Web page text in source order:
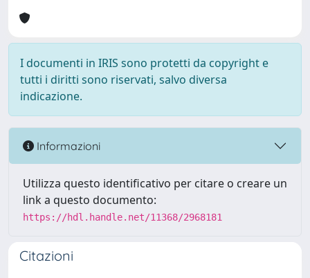
I documenti in IRIS sono protetti da copyright e
tutti i diritti sono riservati, salvo diversa
indicazione.
Informazioni
Utilizza questo identificativo per citare o creare un
link a questo documento:
https://hdl.handle.net/11368/2968181
Citazioni